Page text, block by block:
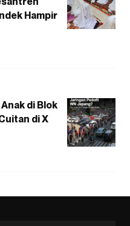
Hampir
di Blok
di X